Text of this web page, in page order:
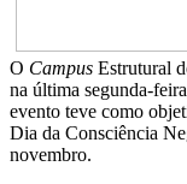
O Campus Estrutural
na última segunda-
evento teve como
Dia da Consciência
novembro.